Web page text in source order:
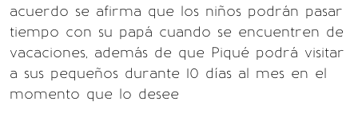
acuerdo se afirma que los niños podrán pasar
tiempo con su papá cuando se encuentren de
vacaciones, además de que Piqué podrá visitar
a sus pequeños durante 10 días al mes en el
momento que lo desee